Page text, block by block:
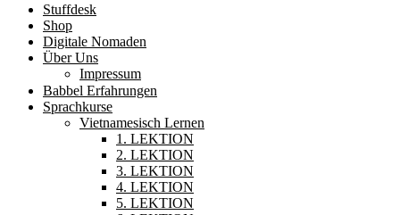
Stuffdesk
Shop
Digitale Nomaden
Über Uns
Impressum
Babbel Erfahrungen
Sprachkurse
Vietnamesisch Lernen
1. LEKTION
2. LEKTION
3. LEKTION
4. LEKTION
5. LEKTION